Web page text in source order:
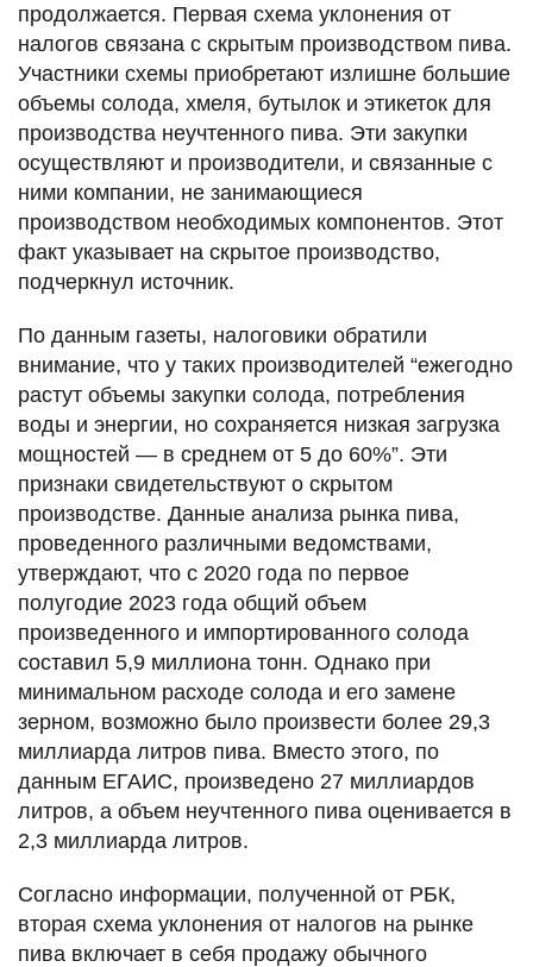
продолжается. Первая схема уклонения от
налогов связана с скрытым производством пива.
Участники схемы приобретают излишне большие
объемы солода, хмеля, бутылок и этикеток для
производства неучтенного пива. Эти закупки
осуществляют и производители, и связанные с
ними компании, не занимающиеся
производством необходимых компонентов. Этот
факт указывает на скрытое производство,
подчеркнул источник.
По данным газеты, налоговики обратили
внимание, что у таких производителей “ежегодно
растут объемы закупки солода, потребления
воды и энергии, но сохраняется низкая загрузка
мощностей — в среднем от 5 до 60%”. Эти
признаки свидетельствуют о скрытом
производстве. Данные анализа рынка пива,
проведенного различными ведомствами,
утверждают, что с 2020 года по первое
полугодие 2023 года общий объем
произведенного и импортированного солода
составил 5,9 миллиона тонн. Однако при
минимальном расходе солода и его замене
зерном, возможно было произвести более 29,3
миллиарда литров пива. Вместо этого, по
данным ЕГАИС, произведено 27 миллиардов
литров, а объем неучтенного пива оценивается в
2,3 миллиарда литров.
Согласно информации, полученной от РБК,
вторая схема уклонения от налогов на рынке
пива включает в себя продажу обычного